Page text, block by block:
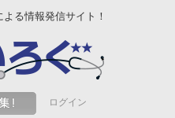
る情報発信サイト！
ログイン